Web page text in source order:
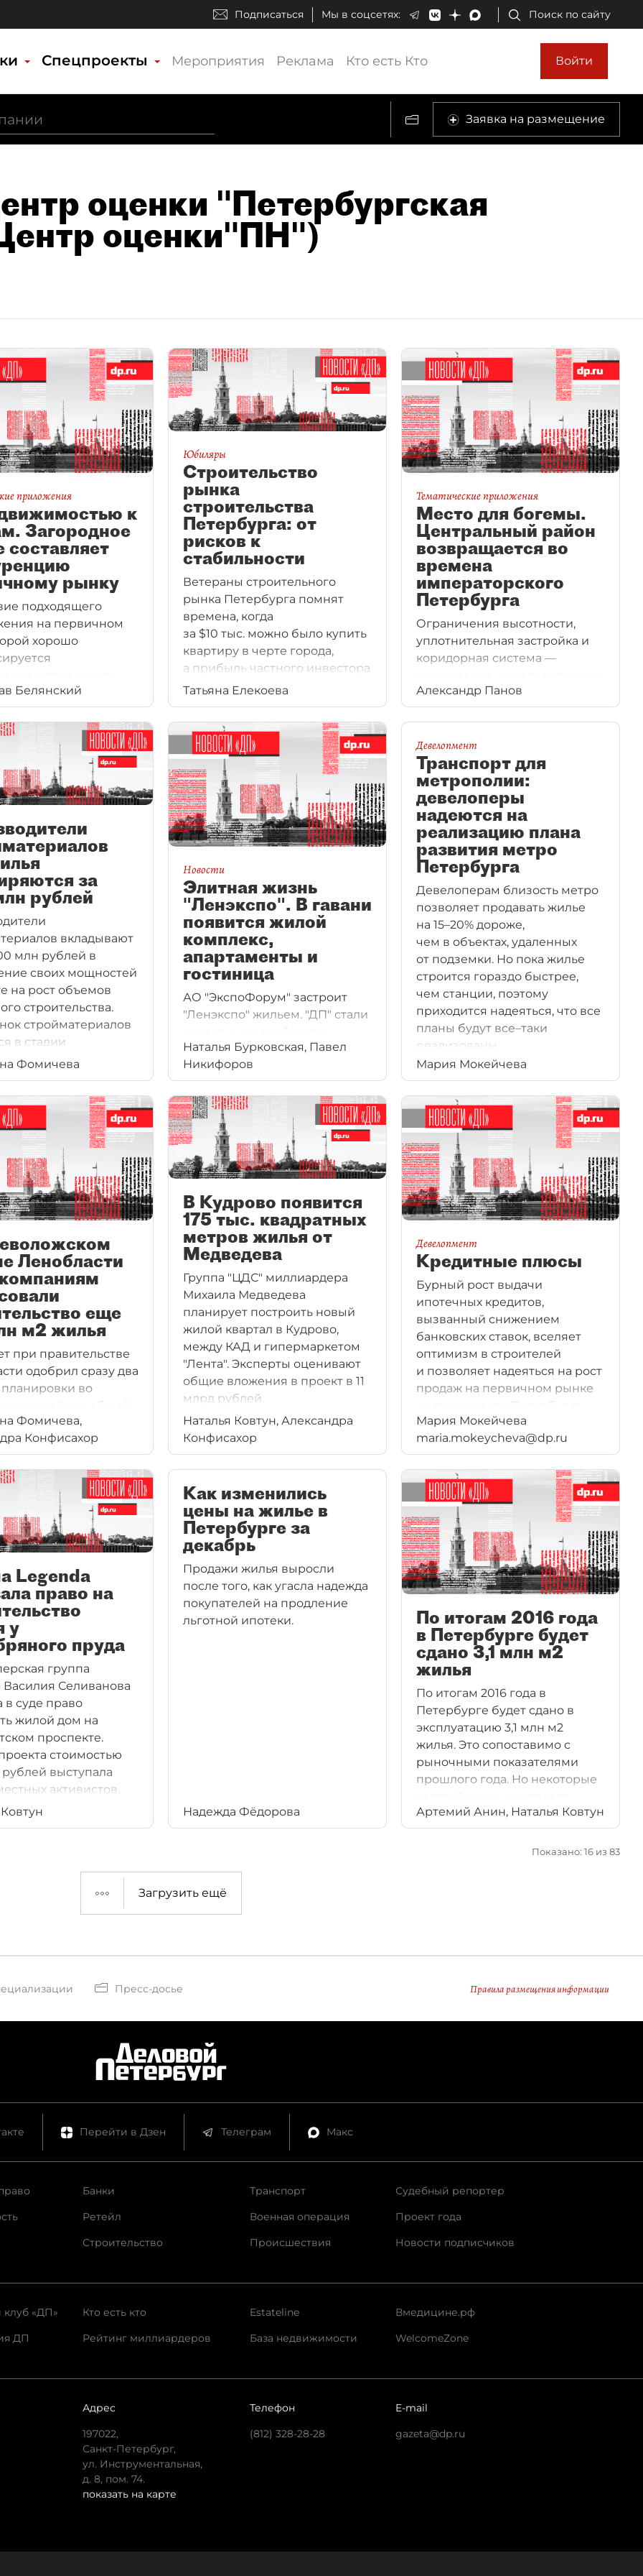
Подписаться Мы в соцсетях: Поиск по сайту
Спецпроекты Мероприятия Реклама Кто есть Кто Войти
Заявка на размещение
оценки "Петербургская
оценки"ПН")
приложения
к
Загородное
составляет
рынку
подходящего
на первичном
хорошо
рядом
локацией даст
пользоваться ее
Белянский
Юбиляры
Строительство
рынка
строительства
Петербурга: от
рисков к
стабильности
Ветераны строительного
рынка Петербурга помнят
времена, когда
за $10 тыс. можно было купить
квартиру в черте города,
а прибыль частного инвестора
от перепродажи квартиры,
на этапе котлована, достигала
150%.
Татьяна Елекоева
Тематические приложения
Место для богемы.
Центральный район
возвращается во
времена
императорского
Петербурга
Ограничения высотности,
уплотнительная застройка и
коридорная система —
дня и даже еще не забытого
советского прошлого. Эти
производные жилищного
строительства впервые
появились более полутора
веков назад в императорском
Петербурге.
Александр Панов
за
рублей
вкладывают
млн рублей в
своих мощностей
на рост объемов
строительства.
стройматериалов
в стадии
из-за
Тем не менее
стеновых
рассчитывают на
переходного
нарастить
Фомичева
Новости
Элитная жизнь
"Ленэкспо". В гавани
появится жилой
комплекс,
апартаменты и
гостиница
АО "ЭкспоФорум" застроит
"Ленэкспо" жильем. "ДП" стали
известны подробности
проекта, который девелопер
будет реализовывать в гавани.
Наталья Бурковская, Павел
Никифоров
Девелопмент
Транспорт для
метрополии:
девелоперы
надеются на
реализацию плана
развития метро
Петербурга
Девелоперам близость метро
позволяет продавать жилье
на 15–20% дороже,
чем в объектах, удаленных
от подземки. Но пока жилье
строится гораздо быстрее,
чем станции, поэтому
приходится надеяться, что все
планы будут все–таки
реализованы.
Мария Мокейчева
Ленобласти
еще
м2 жилья
при правительстве
одобрил сразу два
планировки во
районе общей
0,5 млн м2 жилья.
Фомичева,
Конфисахор
В Кудрово появится
175 тыс. квадратных
метров жилья от
Медведева
Группа "ЦДС" миллиардера
Михаила Медведева
планирует построить новый
жилой квартал в Кудрово,
между КАД и гипермаркетом
"Лента". Эксперты оценивают
общие вложения в проект в 11
млрд рублей.
Наталья Ковтун, Александра
Конфисахор
Девелопмент
Кредитные плюсы
Бурный рост выдачи
ипотечных кредитов,
вызванный снижением
банковских ставок, вселяет
оптимизм в строителей
и позволяет надеяться на рост
продаж на первичном рынке
недвижимости Петербурга.
Мария Мокейчева
maria.mokeycheva@dp.ru
Legenda
право на
у
пруда
группа
Василия Селиванова
в суде право
жилой дом на
проспекте.
стоимостью
выступала
активистов.
Как изменились
цены на жилье в
Петербурге за
декабрь
Продажи жилья выросли
после того, как угасла надежда
покупателей на продление
льготной ипотеки.
Надежда Фёдорова
По итогам 2016 года
в Петербурге будет
сдано 3,1 млн м2
жилья
По итогам 2016 года в
Петербурге будет сдано в
эксплуатацию 3,1 млн м2
жилья. Это сопоставимо с
рыночными показателями
прошлого года. Но некоторые
Смольный перенести сроки
сдачи домов на год, поскольку
средств на их достройку им не
Артемий Анин, Наталья Ковтун
Показано: 16 из 83
Загрузить ещё
Пресс-досье Правила размещения информации
Перейти в Дзен Телеграм Макс
Банки
Ретейл
Строительство
Транспорт
Военная операция
Происшествия
Судебный репортер
Проект года
Новости подписчиков
клуб «ДП»
ДП
Кто есть кто
Рейтинг миллиардеров
Estateline
База недвижимости
Вмедицине.рф
WelcomeZone
Адрес
197022,
Санкт-Петербург,
ул. Инструментальная,
д. 8, пом. 74.
показать на карте
Телефон
(812) 328-28-28
E-mail
gazeta@dp.ru